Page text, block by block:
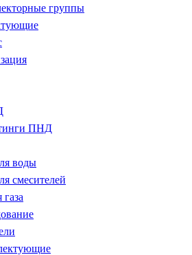
группы
ПНД
воды
смесителей